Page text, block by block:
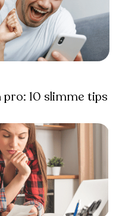
pro: 10 slimme tips